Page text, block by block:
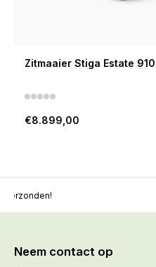
Zitmaaier Stiga Estate
€8.899,00
verzonden!
Neem contact op